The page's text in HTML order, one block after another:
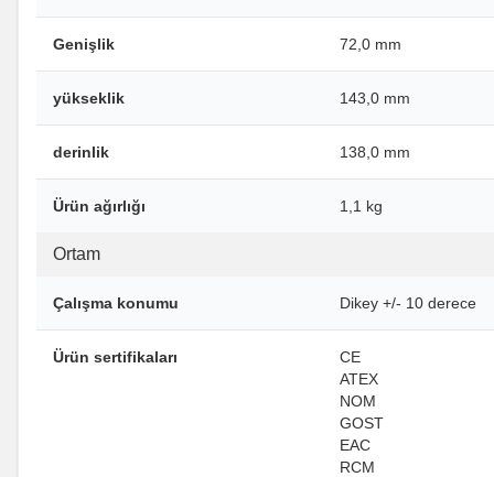
Genişlik 72,0 mm
yükseklik 143,0 mm
derinlik 138,0 mm
Ürün ağırlığı 1,1 kg
Ortam
Çalışma konumu Dikey +/- 10 derece
Ürün sertifikaları
CE
ATEX
NOM
GOST
EAC
RCM